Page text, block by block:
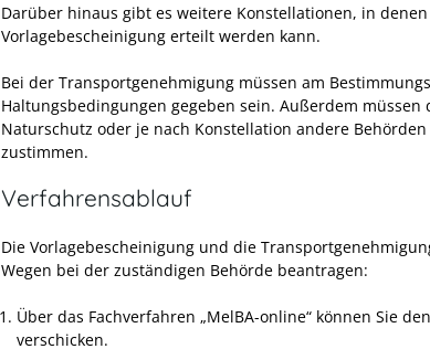
Darüber hinaus gibt es weitere Konstellationen, in
Vorlagebescheinigung erteilt werden kann.
Bei der Transportgenehmigung müssen am
Haltungsbedingungen gegeben sein. Außerdem müssen
Naturschutz oder je nach Konstellation andere
zustimmen.
Verfahrensablauf
Die Vorlagebescheinigung und die
Wegen bei der zuständigen Behörde beantragen:
Über das Fachverfahren „MelBA-online“ können Sie
verschicken.